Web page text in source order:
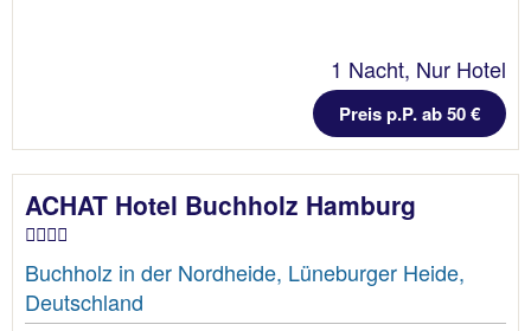
1 Nacht, Nur Hotel
Preis p.P. ab 50 €
ACHAT Hotel Buchholz Hamburg
Buchholz in der Nordheide, Lüneburger Heide,
Deutschland